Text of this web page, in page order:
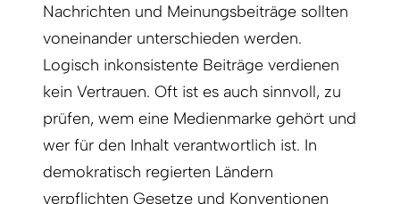
Nachrichten und Meinungsbeiträge sollten
voneinander unterschieden werden.
Logisch inkonsistente Beiträge verdienen
kein Vertrauen. Oft ist es auch sinnvoll, zu
prüfen, wem eine Medienmarke gehört und
wer für den Inhalt verantwortlich ist. In
demokratisch regierten Ländern
verpflichten Gesetze und Konventionen